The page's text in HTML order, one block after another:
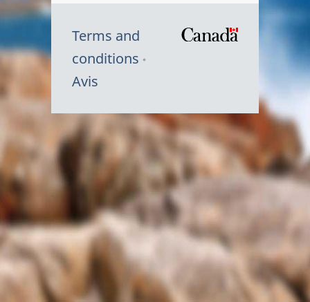
Terms and
conditions
Avis
Symbole
du
Canada